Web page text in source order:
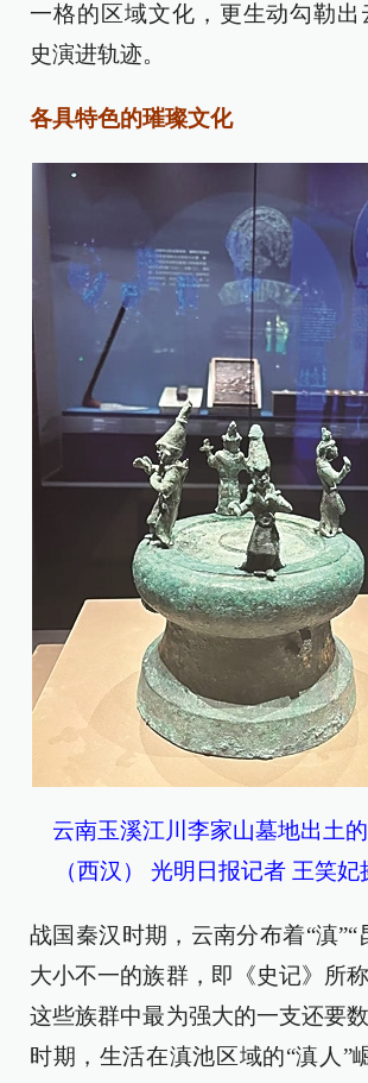
一格的区域文化，更生动勾勒出
史演进轨迹。
各具特色的璀璨文化
云南玉溪江川李家山墓地出土
（西汉） 光明日报记者 王笑
战国秦汉时期，云南分布着“滇”“
大小不一的族群，即《史记》所称
这些族群中最为强大的一支还要
时期，生活在滇池区域的“滇人”